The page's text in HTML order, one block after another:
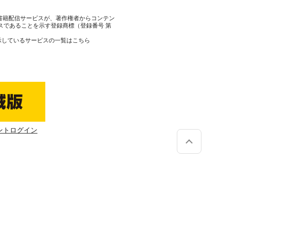
配信サービスが、著作権者からコンテン
であることを示す登録商標（登録番号 第
ているサービスの一覧はこちら
トログイン